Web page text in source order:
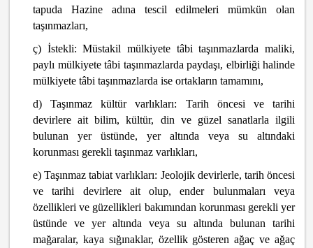
tapuda Hazine adına tescil edilmeleri mümkün olan
taşınmazları,
ç) İstekli: Müstakil mülkiyete tâbi taşınmazlarda maliki,
paylı mülkiyete tâbi taşınmazlarda paydaşı, elbirliği halinde
mülkiyete tâbi taşınmazlarda ise ortakların tamamını,
d) Taşınmaz kültür varlıkları: Tarih öncesi ve tarihi
devirlere ait bilim, kültür, din ve güzel sanatlarla ilgili
bulunan yer üstünde, yer altında veya su altındaki
korunması gerekli taşınmaz varlıkları,
e) Taşınmaz tabiat varlıkları: Jeolojik devirlerle, tarih öncesi
ve tarihi devirlere ait olup, ender bulunmaları veya
özellikleri ve güzellikleri bakımından korunması gerekli yer
üstünde ve yer altında veya su altında bulunan tarihi
mağaralar, kaya sığınaklar, özellik gösteren ağaç ve ağaç